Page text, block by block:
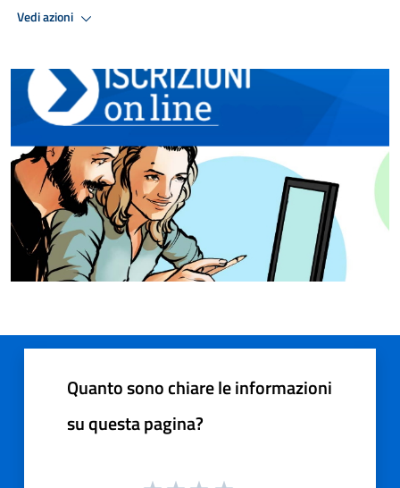
Vedi azioni
Quanto sono chiare le informazioni
su questa pagina?